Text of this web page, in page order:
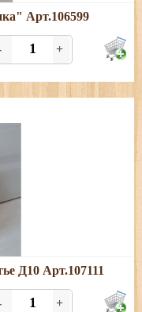
диаметр - 10,5;
Арт.106599
+
диаметр - 10 см,
Д10 Арт.107111
+